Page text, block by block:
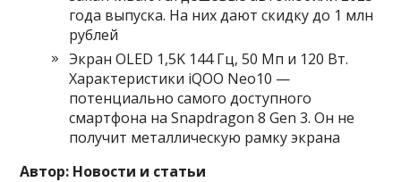
года выпуска. На них дают скидку до 1 млн
рублей
Экран OLED 1,5K 144 Гц, 50 Мп и 120 Вт.
Характеристики iQOO Neo10 —
потенциально самого доступного
смартфона на Snapdragon 8 Gen 3. Он не
получит металлическую рамку экрана
Автор: Новости и статьи